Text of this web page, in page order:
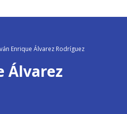
Enrique Álvarez Rodríguez
Álvarez